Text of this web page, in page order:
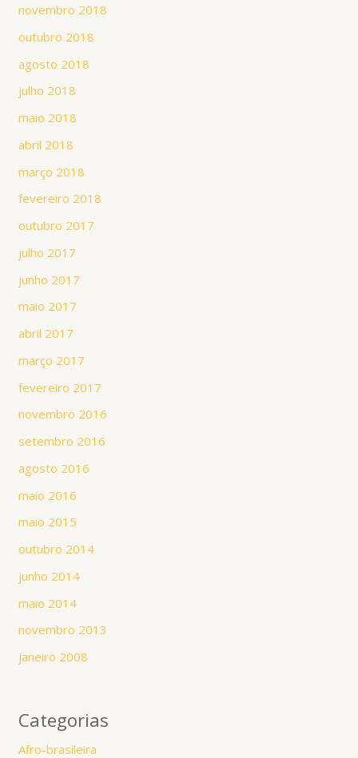
novembro 2018
outubro 2018
agosto 2018
julho 2018
maio 2018
abril 2018
março 2018
fevereiro 2018
outubro 2017
julho 2017
junho 2017
maio 2017
abril 2017
março 2017
fevereiro 2017
novembro 2016
setembro 2016
agosto 2016
maio 2016
maio 2015
outubro 2014
junho 2014
maio 2014
novembro 2013
janeiro 2008
Categorias
Afro-brasileira